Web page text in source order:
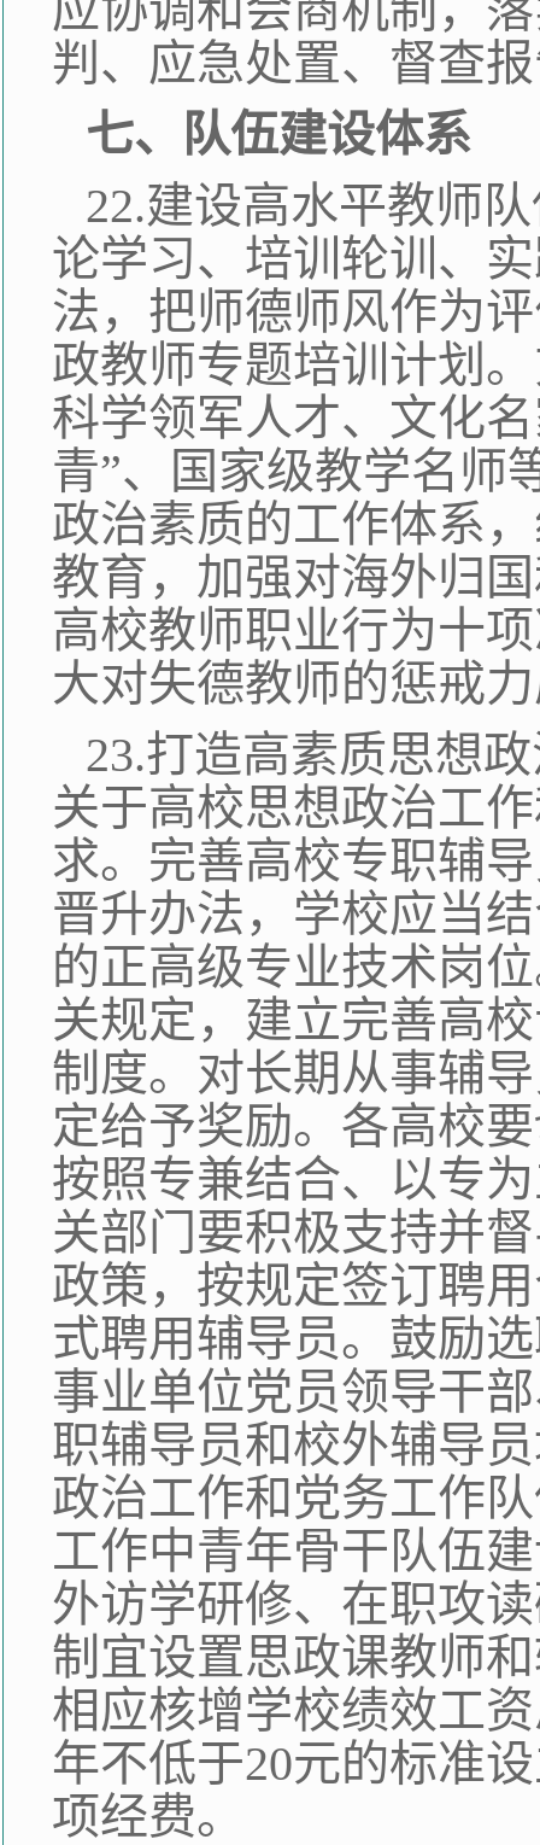
判、应急处置、督查
七、队伍建设体系
22.建设高水平教师
论学习、培训轮训、
法，把师德师风作为
政教师专题培训计划
科学领军人才、文化
青”、国家级教学名师
政治素质的工作体系
教育，加强对海外归
高校教师职业行为十
大对失德教师的惩戒
23.打造高素质思想
关于高校思想政治工
求。完善高校专职辅
晋升办法，学校应当
的正高级专业技术岗
关规定，建立完善高
制度。对长期从事辅
定给予奖励。各高校
按照专兼结合、以专
关部门要积极支持并
政策，按规定签订聘
式聘用辅导员。鼓励
事业单位党员领导干
职辅导员和校外辅导
政治工作和党务工作
工作中青年骨干队伍
外访学研修、在职攻
制宜设置思政课教师
相应核增学校绩效工
年不低于20元的标准
项经费。